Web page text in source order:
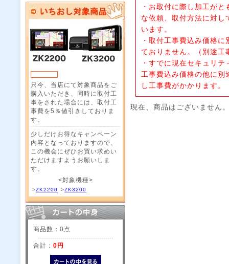
只今、当店にて対象商品をご
購入いただき、同時に取付工
事をされた場合には、取付工
事費を5％値引きしておりま
す。
少しだけお得なキャンペーン
内容となっておりますので、
この機会にぜひお買い求めい
ただけますようお願いしま
す。
<対象機種>
>ZK2200 >ZK3200
商品数：0点
合計： 0円
・お取付に際し加工が
な依頼、取付方法に対し
います。
・取付工事費込み価格
ておりません。（別途工
・すでに現在セキュリ
工事費込み価格の他に別
し工事費がかかります。
現在、商品はございません